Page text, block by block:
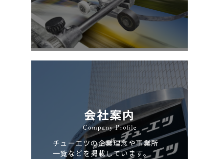
会社案内
チューエツの企業理念や事業所
一覧などを掲載しています。